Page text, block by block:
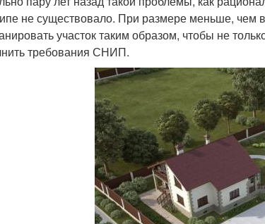
не существовало. При размере меньше, чем
участок таким образом, чтобы не
требования СНИП.